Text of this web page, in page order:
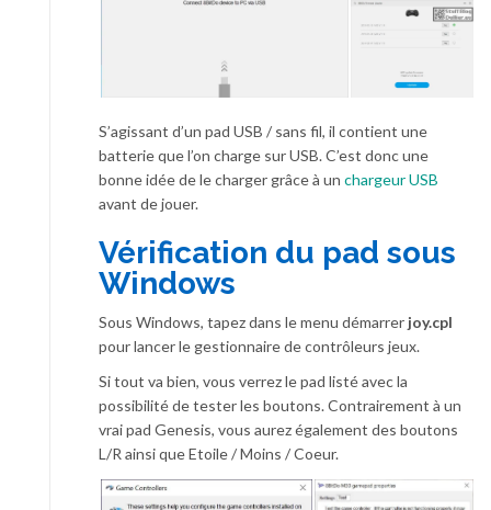
S’agissant d’un pad USB / sans fil, il contient une
batterie que l’on charge sur USB. C’est donc une
bonne idée de le charger grâce à un chargeur USB
avant de jouer.
Vérification du pad sous
Windows
Sous Windows, tapez dans le menu démarrer joy.cpl
pour lancer le gestionnaire de contrôleurs jeux.
Si tout va bien, vous verrez le pad listé avec la
possibilité de tester les boutons. Contrairement à un
vrai pad Genesis, vous aurez également des boutons
L/R ainsi que Etoile / Moins / Coeur.